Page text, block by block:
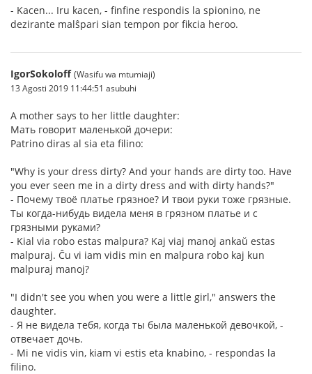
- Kacen... Iru kacen, - finfine respondis la spionino, ne
dezirante malŝpari sian tempon por fikcia heroo.
IgorSokoloff (Wasifu wa mtumiaji)
13 Agosti 2019 11:44:51 asubuhi
A mother says to her little daughter:
Мать говорит маленькой дочери:
Patrino diras al sia eta filino:
"Why is your dress dirty? And your hands are dirty too. Have
you ever seen me in a dirty dress and with dirty hands?"
- Почему твоё платье грязное? И твои руки тоже грязные.
Ты когда-нибудь видела меня в грязном платье и с
грязными руками?
- Kial via robo estas malpura? Kaj viaj manoj ankaŭ estas
malpuraj. Ĉu vi iam vidis min en malpura robo kaj kun
malpuraj manoj?
"I didn't see you when you were a little girl," answers the
daughter.
- Я не видела тебя, когда ты была маленькой девочкой, -
отвечает дочь.
- Mi ne vidis vin, kiam vi estis eta knabino, - respondas la
filino.